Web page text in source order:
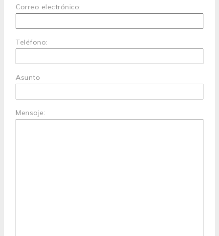
Correo electrónico:
Teléfono:
Asunto
Mensaje: